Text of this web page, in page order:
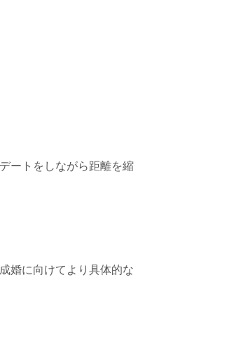
ートをしながら距離を縮
婚に向けてより具体的な